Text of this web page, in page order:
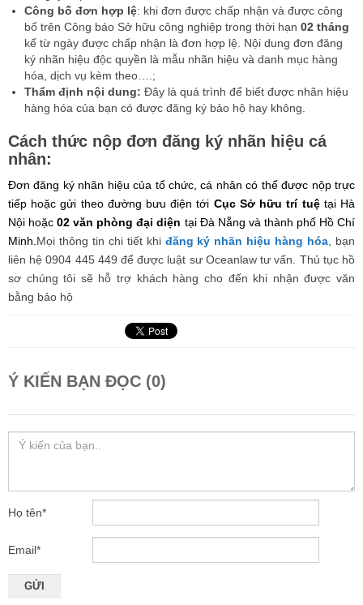
Công bố đơn hợp lệ: khi đơn được chấp nhận và được công
bố trên Công báo Sở hữu công nghiệp trong thời hạn 02 tháng
kể từ ngày được chấp nhận là đơn hợp lệ. Nội dung đơn đăng
ký nhãn hiệu độc quyền là mẫu nhãn hiệu và danh mục hàng
hóa, dịch vụ kèm theo….;
Thẩm định nội dung: Đây là quá trình để biết được nhãn hiệu
hàng hóa của bạn có được đăng ký bảo hộ hay không.
Cách thức nộp đơn đăng ký nhãn hiệu cá
nhân:
Đơn đăng ký nhãn hiệu của tổ chức, cá nhân có thể được nộp trực
tiếp hoặc gửi theo đường bưu điện tới Cục Sở hữu trí tuệtại Hà
Nội hoặc02 văn phòng đại diện tại Đà Nẵng và thành phố Hồ Chí
Minh. Mọi thông tin chi tiết khi đăng ký nhãn hiệu hàng hóa , bạn
liên hệ 0904 445 449 để được luật sư Oceanlaw tư vấn. Thủ tục hồ
sơ chúng tôi sẽ hỗ trợ khách hàng cho đến khi nhận được văn
bằng bảo hộ
Ý KIẾN BẠN ĐỌC (0)
Họ tên*
Email*